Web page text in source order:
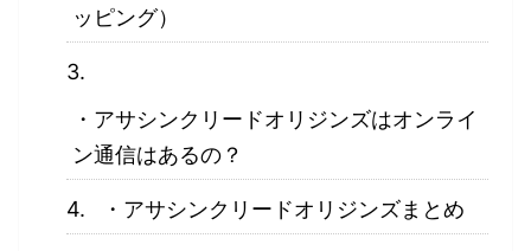
ッピング）
・アサシンクリードオリジンズはオンライ
ン通信はあるの？
・アサシンクリードオリジンズまとめ